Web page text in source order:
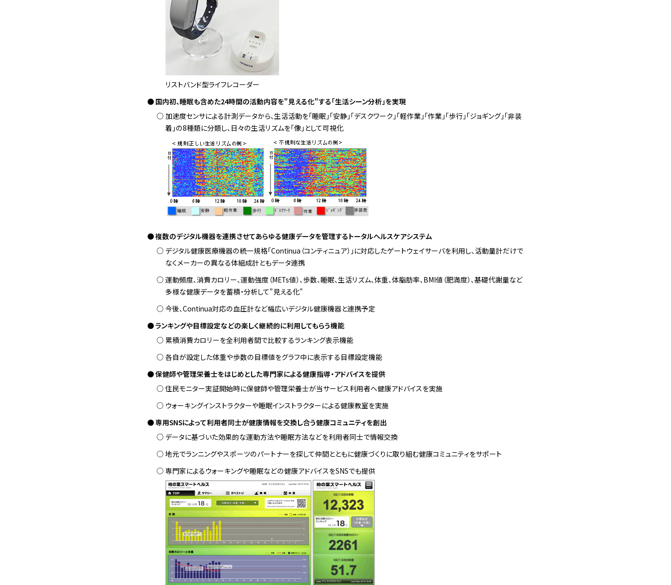
リストバンド型ライフレコーダー
国内初、睡眠も含めた24時間の活動内容を"見える化"する「生活シーン分析」を実現
加速度センサによる計測データから、生活活動を「睡眠」「安静」「デスクワーク」「軽作業」「作業」「歩行」「ジョギング」「非装
着」の8種類に分類し、日々の生活リズムを「像」として可視化
複数のデジタル機器を連携させてあらゆる健康データを管理するトータルヘルスケアシステム
デジタル健康医療機器の統一規格「Continua（コンティニュア）」に対応したゲートウェイサーバを利用し、活動量計だけで
なくメーカーの異なる体組成計ともデータ連携
運動頻度、消費カロリー、運動強度（METs値）、歩数、睡眠、生活リズム、体重、体脂肪率、BMI値（肥満度）、基礎代謝量など
多様な健康データを蓄積・分析して"見える化"
今後、Continua対応の血圧計など幅広いデジタル健康機器と連携予定
ランキングや目標設定などの楽しく継続的に利用してもらう機能
累積消費カロリーを全利用者間で比較するランキング表示機能
各自が設定した体重や歩数の目標値をグラフ中に表示する目標設定機能
保健師や管理栄養士をはじめとした専門家による健康指導・アドバイスを提供
住民モニター実証開始時に保健師や管理栄養士が当サービス利用者へ健康アドバイスを実施
ウォーキングインストラクターや睡眠インストラクターによる健康教室を実施
専用SNSによって利用者同士が健康情報を交換し合う健康コミュニティを創出
データに基づいた効果的な運動方法や睡眠方法などを利用者同士で情報交換
地元でランニングやスポーツのパートナーを探して仲間とともに健康づくりに取り組む健康コミュニティをサポート
専門家によるウォーキングや睡眠などの健康アドバイスをSNSでも提供